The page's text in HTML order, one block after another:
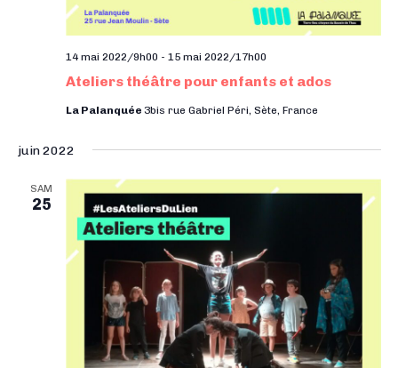
Ateliers théâtre pour enfants et ados
14 mai 2022/9h00 - 15 mai 2022/17h00
La Palanquée 3bis rue Gabriel Péri, Sète, France
juin 2022
SAM
25